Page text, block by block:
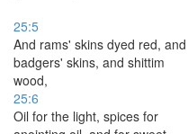
25:5
And rams' skins dyed red, and
badgers' skins, and shittim
wood,
25:6
Oil for the light, spices for